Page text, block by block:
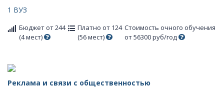
1 ВУЗ
Бюджет от 244
(4 мест)
Платно от 124
(56 мест)
Стоимость очного обучения
от 56300 руб/год
Реклама и связи с общественностью